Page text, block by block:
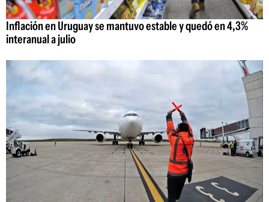
Inflación en Uruguay se mantuvo estable y quedó en 4,3%
interanual a julio